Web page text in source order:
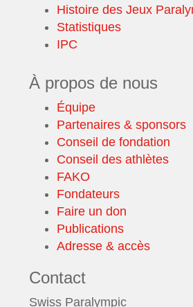
Histoire des Jeux
Statistiques
IPC
À propos de nous
Équipe
Partenaires & sponsors
Conseil de fondation
Conseil des athlètes
FAKO
Fondateurs
Faire un don
Publications
Adresse & accès
Contact
Swiss Paralympic